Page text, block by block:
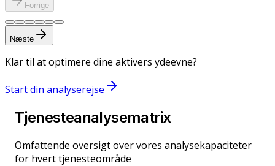
Forrige
Næste
Klar til at optimere dine aktivers ydeevne?
Start din analyserejse
Tjenesteanalysematrix
Omfattende oversigt over vores analysekapaciteter
for hvert tjenesteområde